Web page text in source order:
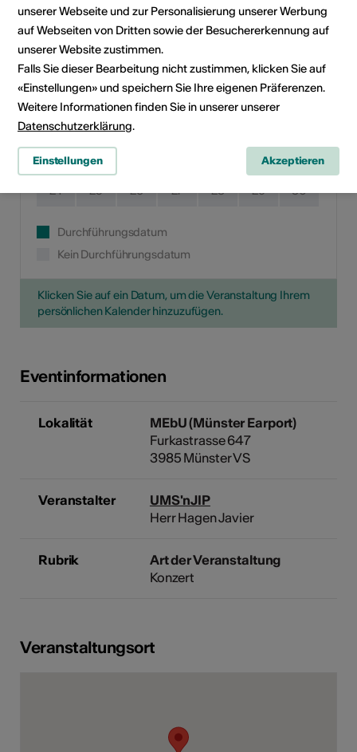
Mo Mi Do Sa
3 4 5 6 7 8 9
10 11
17 18 22 23
24 25 26 27 28 29 30
Durchführungsdatum
Kein Durchführungsdatum
Klicken Sie auf ein Datum, um die Veranstaltung Ihrem
persönlichen Kalender hinzuzufügen.
Eventinformationen
Lokalität
MEbU (Münster Earport)
Furkastrasse 647
3985 Münster VS
Veranstalter
UMS'nJIP
Herr Hagen Javier
Rubrik
Art der Veranstaltung
Konzert
Veranstaltungsort
unserer Webseite und zur Personalisierung unserer Werbung
auf Webseiten von Dritten sowie der Besuchererkennung auf
unserer Website zustimmen.
Falls Sie dieser Bearbeitung nicht zustimmen, klicken Sie auf
«Einstellungen» und speichern Sie Ihre eigenen Präferenzen.
Weitere Informationen finden Sie in unserer unserer
Datenschutzerklärung.
Einstellungen Akzeptieren